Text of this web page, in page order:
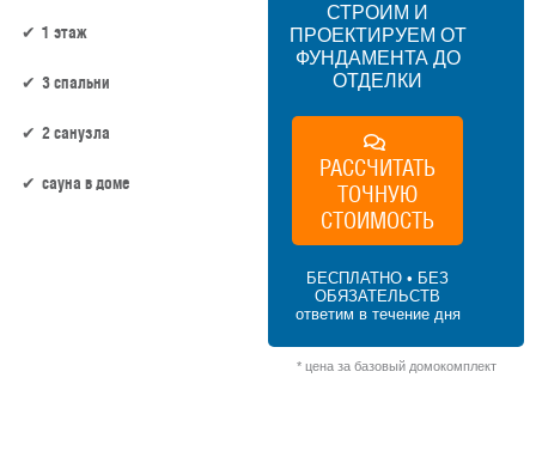
1 этаж
3 спальни
2 санузла
сауна в доме
СТРОИМ И
ПРОЕКТИРУЕМ ОТ
ФУНДАМЕНТА ДО
ОТДЕЛКИ
РАССЧИТАТЬ
ТОЧНУЮ
СТОИМОСТЬ
БЕСПЛАТНО • БЕЗ
ОБЯЗАТЕЛЬСТВ
ответим в течение дня
* цена за базовый домокомплект